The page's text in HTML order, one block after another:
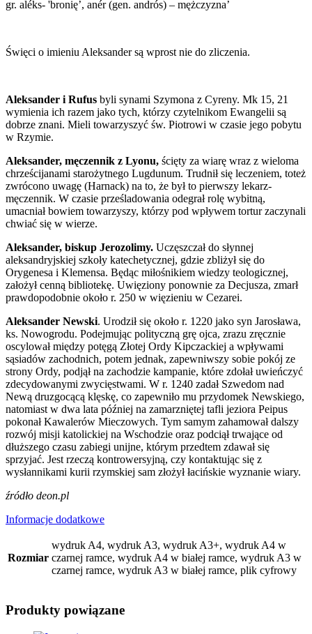
gr. aléks- 'bronię’, anér (gen. andrós) – mężczyzna’
Święci o imieniu Aleksander są wprost nie do zliczenia.
Aleksander i Rufus byli synami Szymona z Cyreny. Mk 15, 21
wymienia ich razem jako tych, którzy czytelnikom Ewangelii są
dobrze znani. Mieli towarzyszyć św. Piotrowi w czasie jego pobytu
w Rzymie.
Aleksander, męczennik z Lyonu, ścięty za wiarę wraz z wieloma
chrześcijanami starożytnego Lugdunum. Trudnił się leczeniem, toteż
zwrócono uwagę (Harnack) na to, że był to pierwszy lekarz-
męczennik. W czasie prześladowania odegrał rolę wybitną,
umacniał bowiem towarzyszy, którzy pod wpływem tortur zaczynali
chwiać się w wierze.
Aleksander, biskup Jerozolimy. Uczęszczał do słynnej
aleksandryjskiej szkoły katechetycznej, gdzie zbliżył się do
Orygenesa i Klemensa. Będąc miłośnikiem wiedzy teologicznej,
założył cenną bibliotekę. Uwięziony ponownie za Decjusza, zmarł
prawdopodobnie około r. 250 w więzieniu w Cezarei.
Aleksander Newski. Urodził się około r. 1220 jako syn Jarosława,
ks. Nowogrodu. Podejmując polityczną grę ojca, zrazu zręcznie
oscylował między potęgą Złotej Ordy Kipczackiej a wpływami
sąsiadów zachodnich, potem jednak, zapewniwszy sobie pokój ze
strony Ordy, podjął na zachodzie kampanie, które zdołał uwieńczyć
zdecydowanymi zwycięstwami. W r. 1240 zadał Szwedom nad
Newą druzgocącą klęskę, co zapewniło mu przydomek Newskiego,
natomiast w dwa lata później na zamarzniętej tafli jeziora Peipus
pokonał Kawalerów Mieczowych. Tym samym zahamował dalszy
rozwój misji katolickiej na Wschodzie oraz podciął trwające od
dłuższego czasu zabiegi unijne, którym przedtem zdawał się
sprzyjać. Jest rzeczą kontrowersyjną, czy kontaktując się z
wysłannikami kurii rzymskiej sam złożył łacińskie wyznanie wiary.
źródło deon.pl
Informacje dodatkowe
Rozmiar
wydruk A4, wydruk A3, wydruk A3+, wydruk A4 w
czarnej ramce, wydruk A4 w białej ramce, wydruk A3 w
czarnej ramce, wydruk A3 w białej ramce, plik cyfrowy
Produkty powiązane